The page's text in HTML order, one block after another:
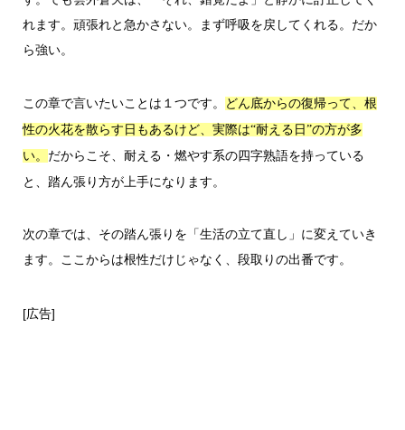
れます。頑張れと急かさない。まず呼吸を戻してくれる。だか
ら強い。
この章で言いたいことは１つです。
どん底からの復帰って、根
性の火花を散らす日もあるけど、実際は“耐える日”の方が多
い。 だからこそ、耐える・燃やす系の四字熟語を持っている
と、踏ん張り方が上手になります。
次の章では、その踏ん張りを「生活の立て直し」に変えていき
ます。ここからは根性だけじゃなく、段取りの出番です。
[広告]